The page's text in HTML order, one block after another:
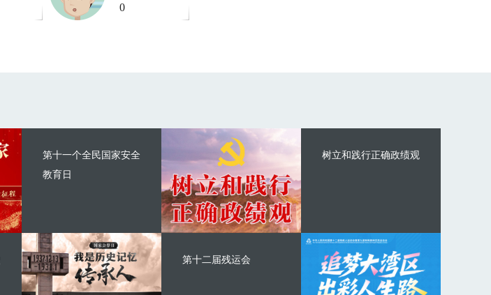
0
第十一个全民国家安全
教育日
树立和践行正确政绩观
第十二届残运会